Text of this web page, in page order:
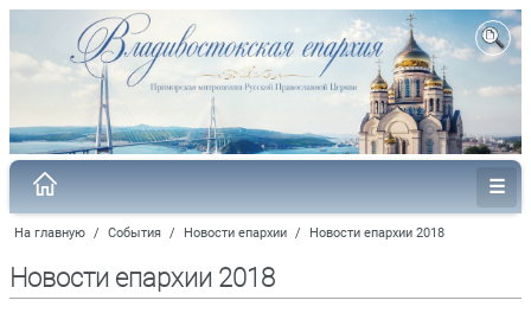
На главную / События / Новости епархии / Новости епархии 2018
Новости епархии 2018